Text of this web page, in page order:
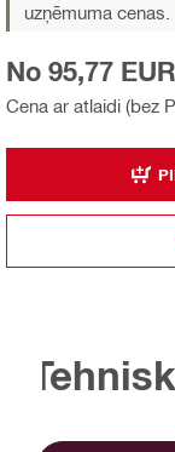
uzņēmuma cenas.
Cena ar atlaidi (bez
No 95,77 EUR